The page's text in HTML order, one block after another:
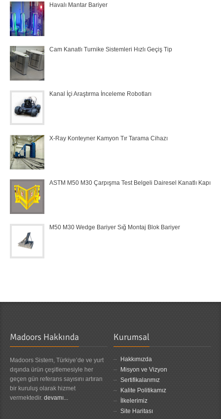
Havalı Mantar Bariyer
Cam Kanatlı Turnike Sistemleri Hızlı Geçiş Tip
Kanal İçi Araştırma İnceleme Robotları
X-Ray Konteyner Kamyon Tır Tarama Cihazı
ASTM M50 M30 Çarpışma Test Belgeli Dairesel Kanatlı Kapı
M50 M30 Wedge Bariyer Sığ Montaj Blok Bariyer
Madoors Hakkında
Madoors Sistem, Türkiye’de ve yurt
dışında ürün çeşitlemesiyle her
geçen gün referans sayısını artıran
bir kuruluş olarak hizmet
vermektedir. devamı...
Kurumsal
Hakkımızda
Misyon ve Vizyon
Sertifikalarımız
Kalite Politikamız
İlkelerimiz
Site Haritası